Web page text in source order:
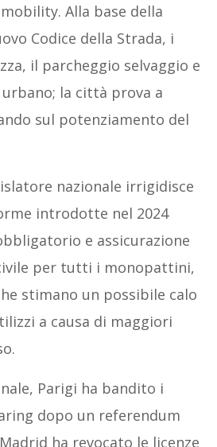
Alla base della
Codice della Strada, i
il parcheggio selvaggio e
la città prova a
sul potenziamento del
nazionale irrigidisce
introdotte nel 2024
e assicurazione
per tutti i monopattini,
stimano un possibile calo
a causa di maggiori
Parigi ha bandito i
dopo un referendum
ha revocato le licenze